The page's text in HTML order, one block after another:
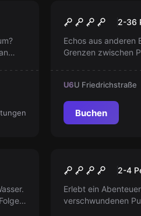
Neu
Echoes of
2-36
Echos aus anderen
Grenzen zwischen
trennen und den
U6U Friedrichstraße
Buchen
2-4
Erlebt ein
verschwundenen